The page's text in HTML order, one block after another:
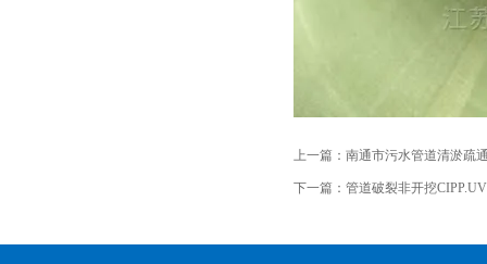
上一篇： 南通市污水管道清淤疏
下一篇： 管道破裂非开挖